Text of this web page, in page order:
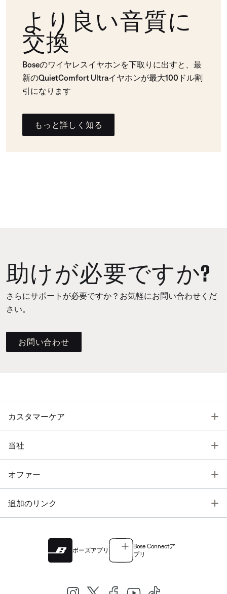
より良い音質に
交換
Boseのワイヤレスイヤホンを下取りに出すと、最
新のQuietComfort Ultraイヤホンが最大100ドル割
引になります
もっと詳しく知る
助けが必要ですか?
さらにサポートが必要ですか？お気軽にお問い合わせくだ
さい。
お問い合わせ
カスタマーケア
当社
オファー
追加のリンク
ボーズアプリ
Bose Connectア
プリ